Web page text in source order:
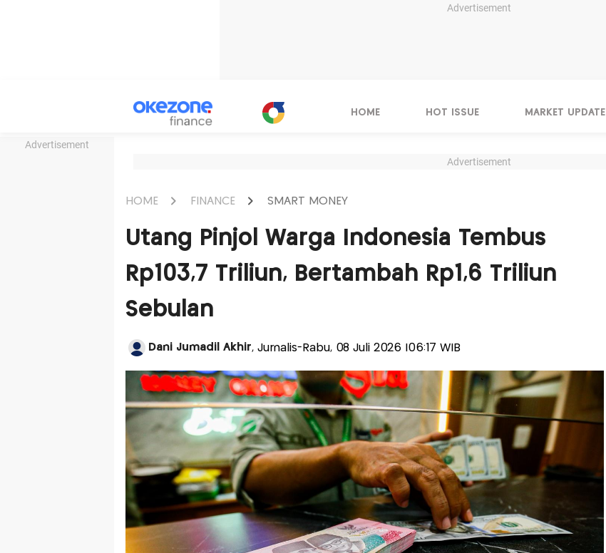
Advertisement
Advertisement
HOME HOT ISSUE MARKET UPDATE
Advertisement
HOME FINANCE SMART MONEY
Utang Pinjol Warga Indonesia Tembus
Rp103,7 Triliun, Bertambah Rp1,6 Triliun
Sebulan
Dani Jumadil Akhir, Jurnalis-Rabu, 08 Juli 2026 |06:17 WIB